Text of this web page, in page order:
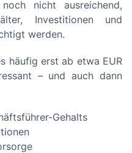
nicht ausreichend,
Investitionen und
werden.
häufig erst ab etwa EUR
– und auch dann
Gehalts